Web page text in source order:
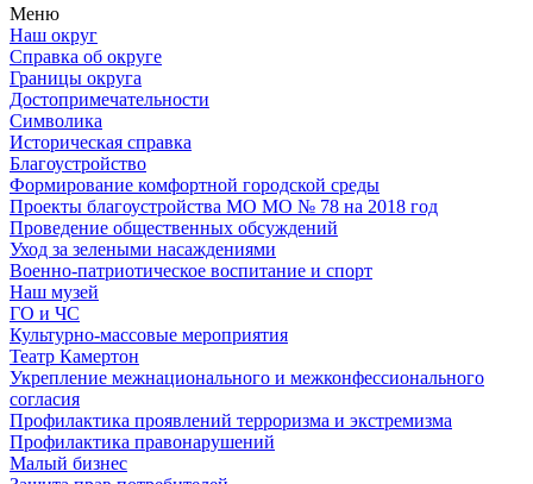
Меню
Наш округ
Справка об округе
Границы округа
Достопримечательности
Символика
Историческая справка
Благоустройство
Формирование комфортной городской среды
Проекты благоустройства МО МО № 78 на 2018 год
Проведение общественных обсуждений
Уход за зелеными насаждениями
Военно-патриотическое воспитание и спорт
Наш музей
ГО и ЧС
Культурно-массовые мероприятия
Театр Камертон
Укрепление межнационального и межконфессионального
согласия
Профилактика проявлений терроризма и экстремизма
Профилактика правонарушений
Малый бизнес